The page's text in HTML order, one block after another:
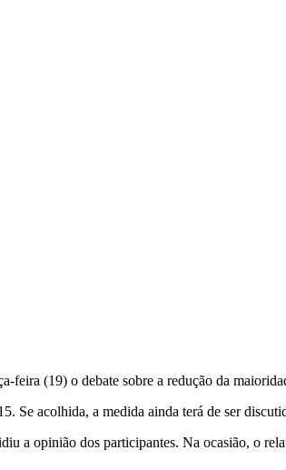
feira (19) o debate sobre a redução da
Se acolhida, a medida ainda terá de ser
a opinião dos participantes. Na ocasião, o